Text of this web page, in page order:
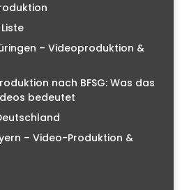
– Videoproduktion &
nach BFSG: Was das
bedeutet
– Video-Produktion &